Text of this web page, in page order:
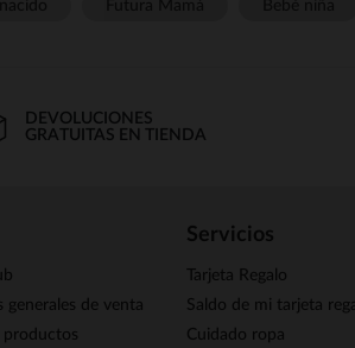
DEVOLUCIONES
GRATUITAS EN TIENDA
generales de venta
productos
Servicios
Tarjeta Regalo
Saldo de mi tarjeta
Cuidado ropa